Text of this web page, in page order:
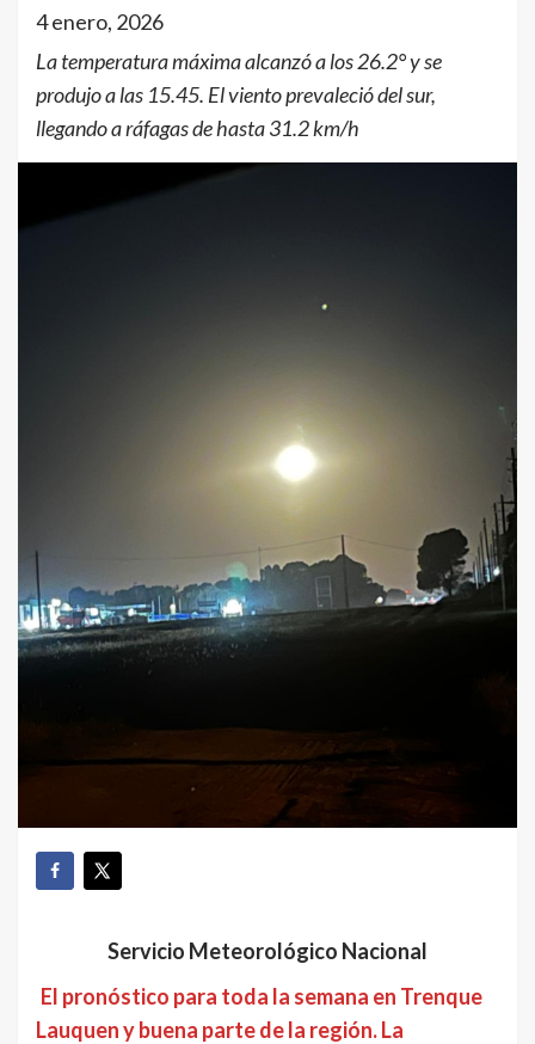
4 enero, 2026
La temperatura máxima alcanzó a los 26.2° y se
produjo a las 15.45. El viento prevaleció del sur,
llegando a ráfagas de hasta 31.2 km/h
Servicio Meteorológico Nacional
El pronóstico para toda la semana en Trenque
Lauquen y buena parte de la región. La